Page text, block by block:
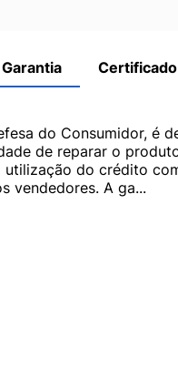
Garantia
do Consumidor,
de reparar o
utilização do crédito
vendedores. A ga...